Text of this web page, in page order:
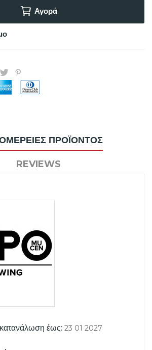
Αγορά
ΠΡΟΪΌΝΤΟΣ
REVIEWS
έως: 23 01 2027